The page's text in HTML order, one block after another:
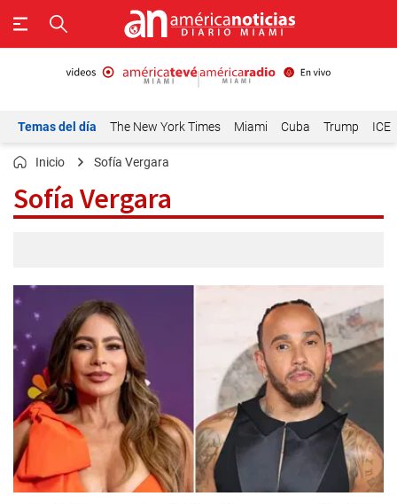
Temas del día The New York Times Miami Cuba Trump ICE
Inicio Sofía Vergara
Sofía Vergara